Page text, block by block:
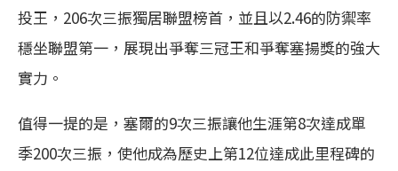
投王，206次三振獨居聯盟榜首，並且以2.46的防禦率
穩坐聯盟第一，展現出爭奪三冠王和爭奪塞揚獎的強大
實力。
值得一提的是，塞爾的9次三振讓他生涯第8次達成單
季200次三振，使他成為歷史上第12位達成此里程碑的